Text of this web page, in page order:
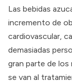
Las bebidas
incremento de
cardiovascular,
demasiadas
gran parte de los
se van al